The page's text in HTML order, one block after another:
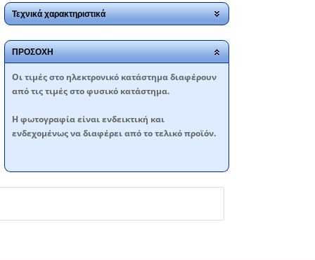
Τεχνικά χαρακτηριστικά
ΠΡΟΣΟΧΗ
Oι τιμές στο ηλεκτρονικό κατάστημα διαφέρουν
από τις τιμές στο φυσικό κατάστημα.
Η φωτογραφία είναι ενδεικτική και
ενδεχομένως να διαφέρει από το τελικό προϊόν.